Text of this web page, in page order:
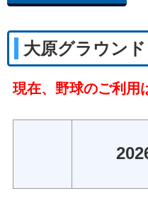
大原グラウンド
現在、野球のご利用